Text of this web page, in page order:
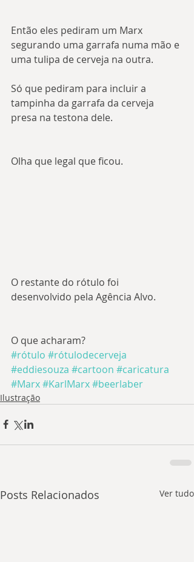
Então eles pediram um Marx
segurando uma garrafa numa mão e
uma tulipa de cerveja na outra.
Só que pediram para incluir a
tampinha da garrafa da cerveja
presa na testona dele.
Olha que legal que ficou.
O restante do rótulo foi
desenvolvido pela Agência Alvo.
O que acharam?
#rótulo #rótulodecerveja
#eddiesouza #cartoon #caricatura
#Marx#KarlMarx#beerlaber
Ilustração
Posts Relacionados Ver tudo